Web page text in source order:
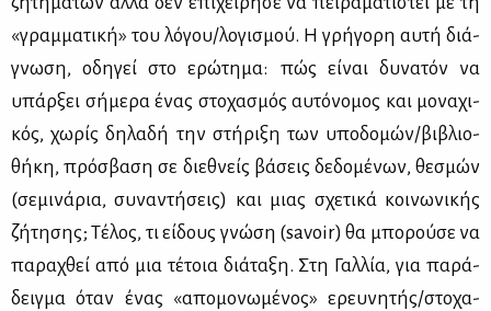
«γραμ­μα­τι­κή» του λό­γου/λο­γι­σμού. Η γρή­γο­ρη αυ­τή διά­
γνω­ση, οδη­γεί στο ερώ­τη­μα: πώς εί­ναι δυ­να­τόν να
υπάρ­ξει σή­με­ρα ένας στο­χα­σμός αυ­τό­νο­μος και μο­να­χι­
κός, χω­ρίς δη­λα­δή την στή­ρι­ξη των υπο­δο­μών/βι­βλιο­
θή­κη, πρό­σβα­ση σε διε­θνείς βά­σεις δε­δο­μέ­νων, θε­σμών
(σε­μι­νά­ρια, συ­να­ντή­σεις) και μιας σχε­τι­κά κοι­νω­νι­κής
ζή­τη­σης; Τέ­λος, τι εί­δους γνώ­ση (savoir) θα μπο­ρού­σε να
πα­ρα­χθεί από μια τέ­τοια διά­τα­ξη. Στη Γαλ­λία, για πα­ρά­
δειγ­μα όταν ένας «απο­μο­νω­μέ­νος» ερευ­νη­τής/στο­χα­